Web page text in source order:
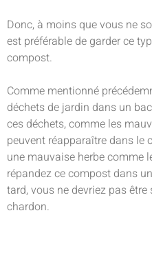
Donc, à moins que vous ne
est préférable de garder ce
compost.
Comme mentionné
déchets de jardin dans un
ces déchets, comme les
peuvent réapparaître dans le
une mauvaise herbe comme
répandez ce compost dans
tard, vous ne devriez pas
chardon.